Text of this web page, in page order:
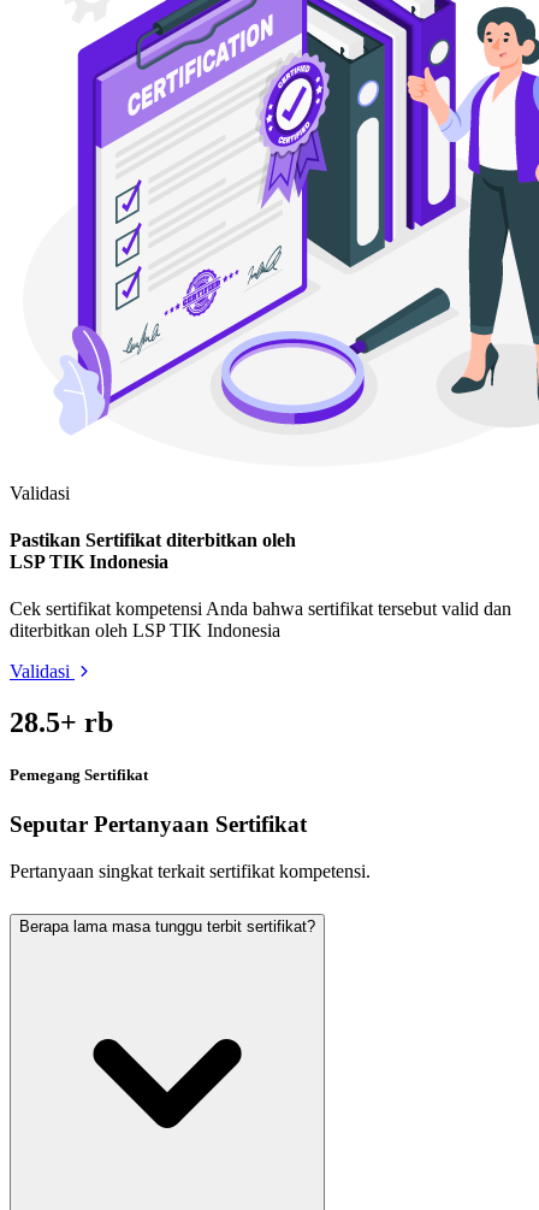
Validasi
Pastikan Sertifikat diterbitkan oleh
LSP TIK Indonesia
Cek sertifikat kompetensi Anda bahwa sertifikat tersebut valid dan
diterbitkan oleh LSP TIK Indonesia
Validasi
28.5+ rb
Pemegang Sertifikat
Seputar Pertanyaan Sertifikat
Pertanyaan singkat terkait sertifikat kompetensi.
Berapa lama masa tunggu terbit sertifikat?